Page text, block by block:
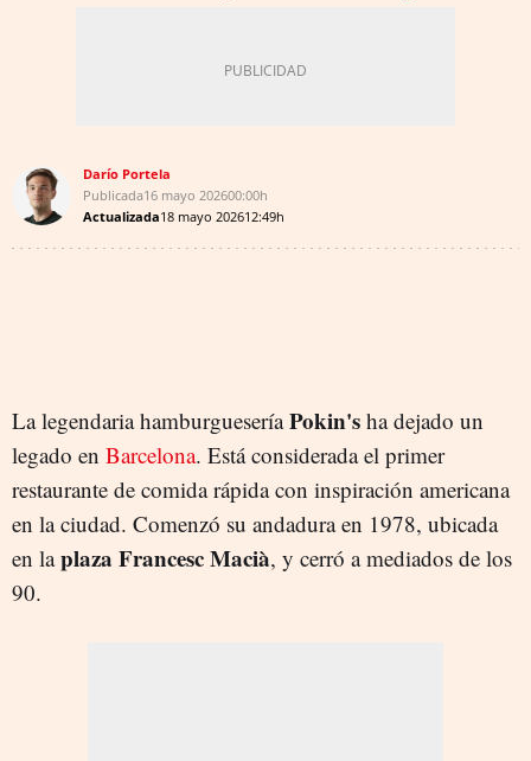
Darío Portela
Publicada16 mayo 202600:00h
Actualizada18 mayo 202612:49h
La legendaria hamburgueseríaPokin's ha dejado un
legado en Barcelona. Está considerada el primer
restaurante de comida rápida con inspiración americana
en la ciudad. Comenzó su andadura en 1978, ubicada
en laplaza Francesc Macià, y cerró a mediados de los
90.